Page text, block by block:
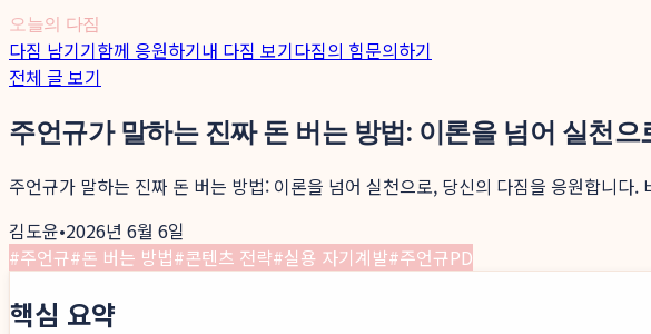
오늘의 다짐
다짐 남기기함께 응원하기내 다짐 보기다짐의 힘문의하기
전체 글 보기
주언규가 말하는 진짜 돈 버는 방법: 이론을 넘어 실천
주언규가 말하는 진짜 돈 버는 방법: 이론을 넘어 실천으로, 당신의 다짐을 응원합니
김도윤•2026년 6월 6일
#주언규#돈 버는 방법#콘텐츠 전략#실용 자기계발#주언규PD
핵심 요약